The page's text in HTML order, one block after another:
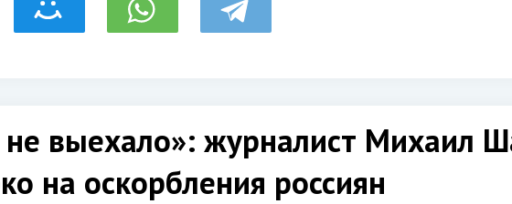
не выехало»: журналист Михаил
на оскорбления россиян